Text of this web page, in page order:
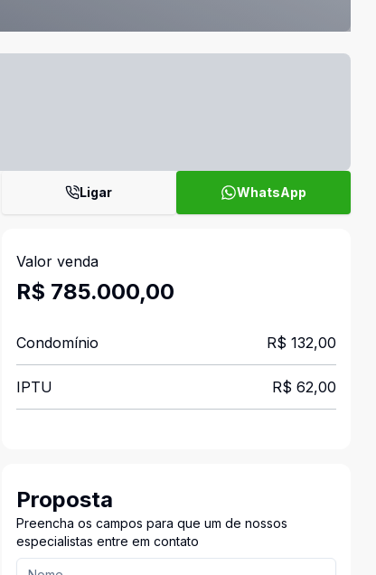
Ligar WhatsApp
Valor venda
R$ 785.000,00
Condomínio R$ 132,00
IPTU R$ 62,00
Proposta
Preencha os campos para que um de nossos
especialistas entre em contato